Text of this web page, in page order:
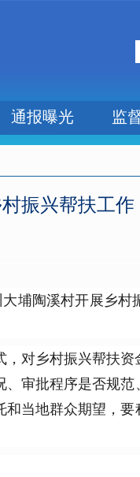
通报曝光 监
振兴帮扶工作
埔陶溪村开展乡
对乡村振兴帮扶
审批程序是否规
当地群众期望，